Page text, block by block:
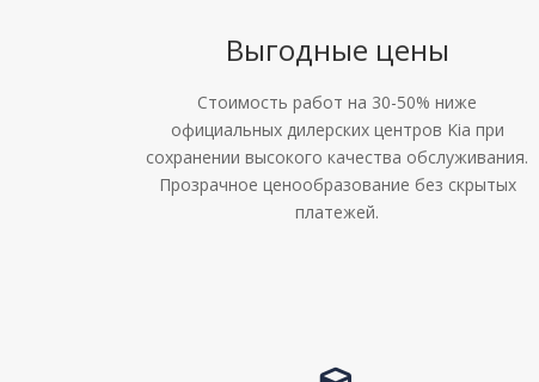
Выгодные цены
Стоимость работ на 30-50% ниже
официальных дилерских центров Kia при
сохранении высокого качества обслуживания.
Прозрачное ценообразование без скрытых
платежей.